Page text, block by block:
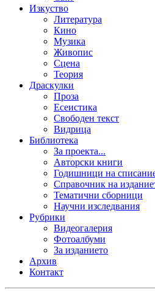
Изкуство
Литература
Кино
Музика
Живопис
Сцена
Теория
Драскулки
Проза
Есеистика
Свободен текст
Видрица
Библиотека
За проекта...
Авторски книги
Годишници на
Справочник на
Тематични сборници
Научни изследвания
Рубрики
Видеогалерия
Фотоалбуми
За изданието
Архив
Контакт